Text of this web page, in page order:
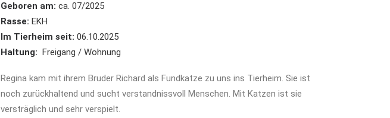
Geboren am: ca. 07/2025
Rasse: EKH
Im Tierheim seit: 06.10.2025
Haltung: Freigang / Wohnung
Regina kam mit ihrem Bruder Richard als Fundkatze zu uns ins Tierheim. Sie ist
noch zurückhaltend und sucht verstandnissvoll Menschen. Mit Katzen ist sie
versträglich und sehr verspielt.